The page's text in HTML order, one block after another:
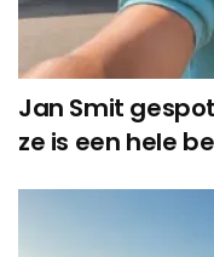
Jan Smit
ze is een hele